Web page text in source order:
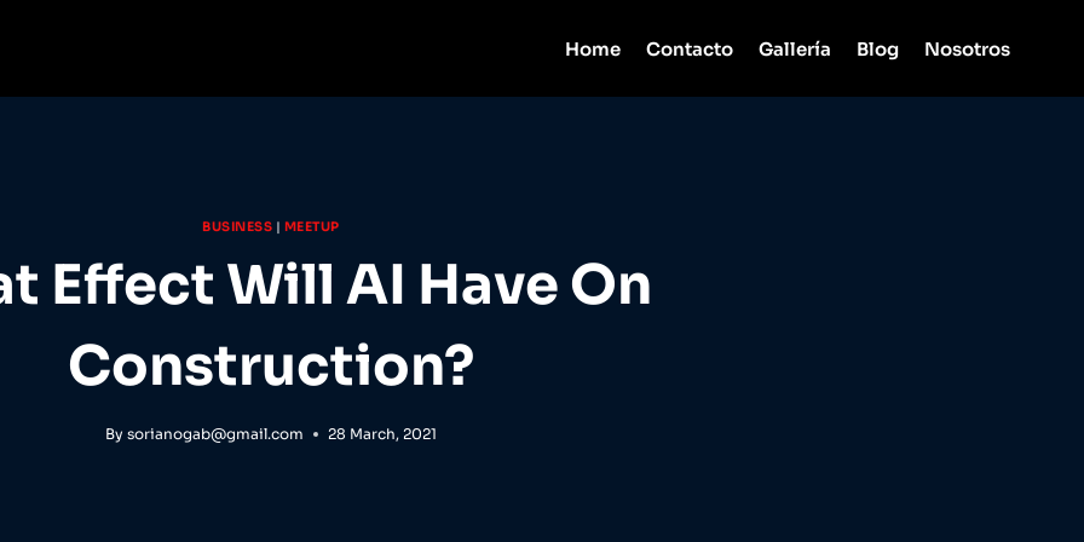
Home Contacto Gallería Blog Nosotros
BUSINESS | MEETUP
Effect Will AI Have On
Construction?
By sorianogab@gmail.com 28 March, 2021